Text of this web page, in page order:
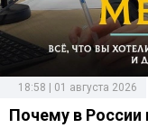
18:58 | 01 августа 2026
Почему в России